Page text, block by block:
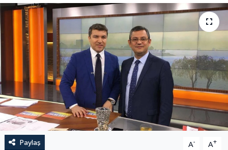
Paylaş A- A+